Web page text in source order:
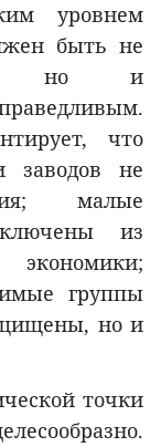
уровнем
быть не
но и
что
заводов не
малые
из
группы
но и
точки